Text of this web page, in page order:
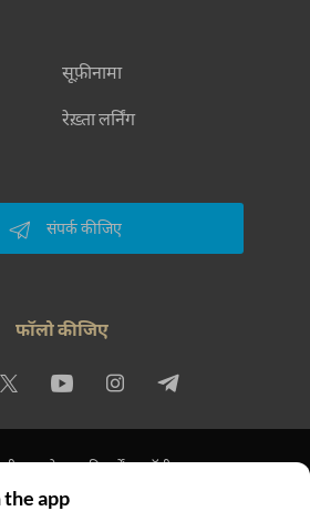
सूफ़ीनामा
रेख़्ता लर्निंग
संपर्क कीजिए
फॉलो कीजिए
इस्तेमाल की शर्तें कॉपीराइट
Foundation. All rights reserved.
app